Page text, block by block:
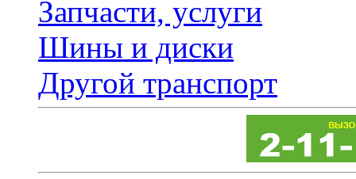
Запчасти, услуги
Шины и диски
Другой транспорт